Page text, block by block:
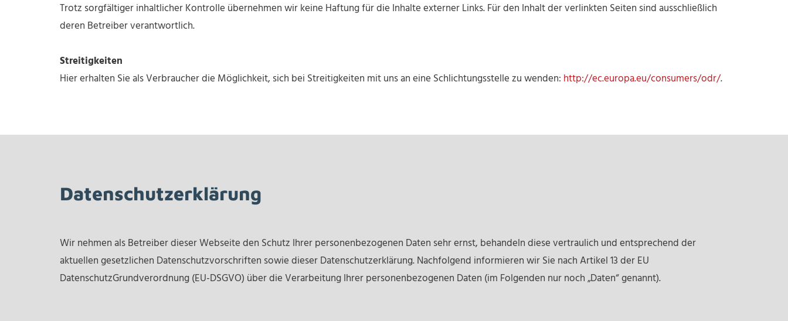
Trotz sorgfältiger inhaltlicher Kontrolle übernehmen wir keine Haftung für die Inhalte externer Links. Für den Inhalt der verlinkten Seiten sind ausschließlich
deren Betreiber verantwortlich.
Streitigkeiten
Hier erhalten Sie als Verbraucher die Möglichkeit, sich bei Streitigkeiten mit uns an eine Schlichtungsstelle zu wenden: http://ec.europa.eu/consumers/odr/.
Datenschutzerklärung
Wir nehmen als Betreiber dieser Webseite den Schutz Ihrer personenbezogenen Daten sehr ernst, behandeln diese vertraulich und entsprechend der
aktuellen gesetzlichen Datenschutzvorschriften sowie dieser Datenschutzerklärung. Nachfolgend informieren wir Sie nach Artikel 13 der EU
DatenschutzGrundverordnung (EU-DSGVO) über die Verarbeitung Ihrer personenbezogenen Daten (im Folgenden nur noch „Daten“ genannt).